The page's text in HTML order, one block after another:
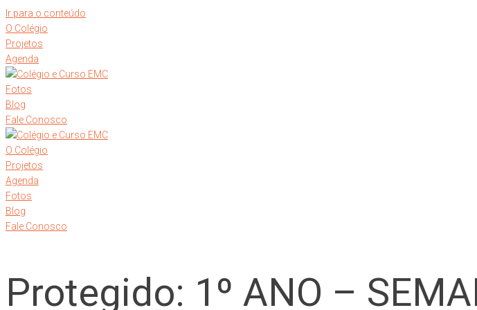
Ir para o conteúdo
O Colégio
Projetos
Agenda
Fotos
Blog
Fale Conosco
O Colégio
Projetos
Agenda
Fotos
Blog
Fale Conosco
Protegido: 1º ANO –